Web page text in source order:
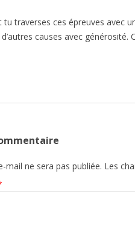
traverses ces épreuves avec
causes avec générosité.
mail ne sera pas publiée. Les